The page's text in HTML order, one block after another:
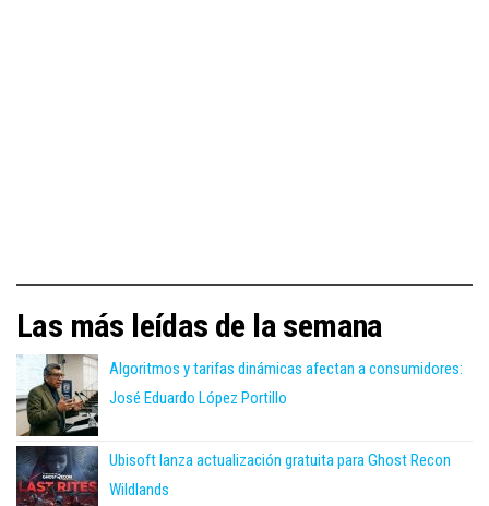
Las más leídas de la semana
Algoritmos y tarifas dinámicas afectan a consumidores:
José Eduardo López Portillo
Ubisoft lanza actualización gratuita para Ghost Recon
Wildlands